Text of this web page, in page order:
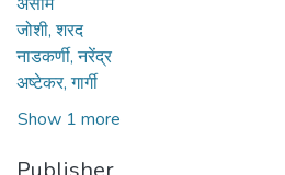
जोशी, शरद
नाडकर्णी, नरेंद्र
अष्टेकर, गार्गी
Show 1 more